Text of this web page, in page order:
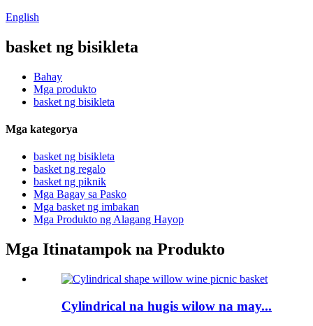
English
basket ng bisikleta
Bahay
Mga produkto
basket ng bisikleta
Mga kategorya
basket ng bisikleta
basket ng regalo
basket ng piknik
Mga Bagay sa Pasko
Mga basket ng imbakan
Mga Produkto ng Alagang Hayop
Mga Itinatampok na Produkto
Cylindrical na hugis wilow na may...